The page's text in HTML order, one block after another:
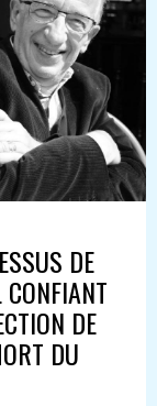
DE
CONFIANT
DE
DU